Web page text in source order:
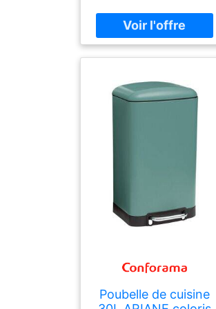
sol pour Blue Filtre S-Size
filtre à charbon actif Blue
et Blue magnésium + Filtre
Blue Filtre taille S Tête de
de la dureté de l'eau pour
une dureté de l'eau
inférieure à 9° dKH
commander un filtre à
bouteille de CO2 Blue
contient un composant
dangereuse
Poubelle de cuisine